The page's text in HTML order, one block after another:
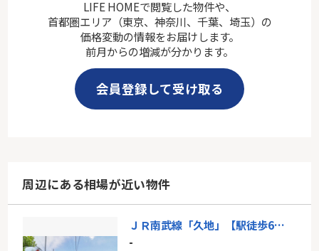
LIFE HOMEで閲覧した物件や、
首都圏エリア（東京、神奈川、千葉、埼玉）の
価格変動の情報をお届けします。
前月からの増減が分かります。
会員登録して受け取る
周辺にある相場が近い物件
ＪＲ南武線「久地」【駅徒歩6分 新築分譲住宅8棟】
-